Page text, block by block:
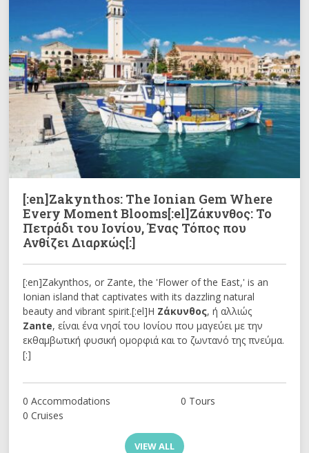
[:en]Zakynthos: The Ionian Gem Where
Every Moment Blooms[:el]Ζάκυνθος: Το
Πετράδι του Ιονίου, Ένας Τόπος που
Ανθίζει Διαρκώς[:]
[:en]Zakynthos, or Zante, the 'Flower of the East,' is an
Ionian island that captivates with its dazzling natural
beauty and vibrant spirit.[:el]Η Ζάκυνθος, ή αλλιώς
Zante, είναι ένα νησί του Ιονίου που μαγεύει με την
εκθαμβωτική φυσική ομορφιά και το ζωντανό της πνεύμα.
[:]
0 Accommodations
0 Tours
0 Cruises
VIEW ALL